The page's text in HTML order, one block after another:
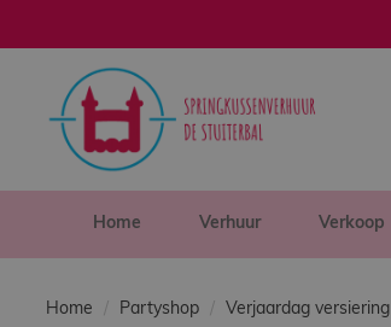
Home Verhuur Verkoop
sluiten
Home
Home Partyshop Verjaardag versiering